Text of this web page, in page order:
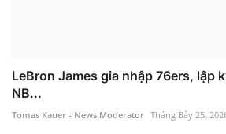
LeBron James gia nhập 76ers, lập
NB...
Tomas Kauer - News Moderator Tháng Bảy 25,